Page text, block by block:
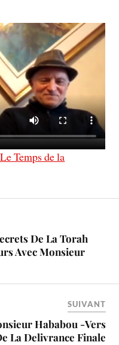
Temps de la
De La Torah
Avec Monsieur
SUIVANT
Hababou -Vers
La Delivrance Finale